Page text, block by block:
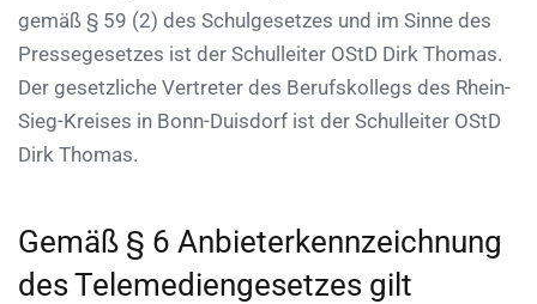
gemäß § 59 (2) des Schulgesetzes und im Sinne des
Pressegesetzes ist der Schulleiter OStD Dirk Thomas.
Der gesetzliche Vertreter des Berufskollegs des Rhein-
Sieg-Kreises in Bonn-Duisdorf ist der Schulleiter OStD
Dirk Thomas.
Gemäß § 6 Anbieterkennzeichnung
des Telemediengesetzes gilt